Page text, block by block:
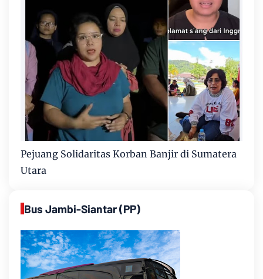
Pejuang Solidaritas Korban Banjir di Sumatera
Utara
Bus Jambi-Siantar (PP)